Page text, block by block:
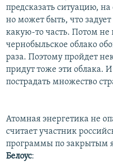
предсказать ситуацию,
но может быть, что
какую-то часть. Потом не
чернобыльское облако
раза. Поэтому пройдет
придут тоже эти облака.
пострадать множество
Атомная энергетика не
считает участник
программы по закрытым
Белоус: